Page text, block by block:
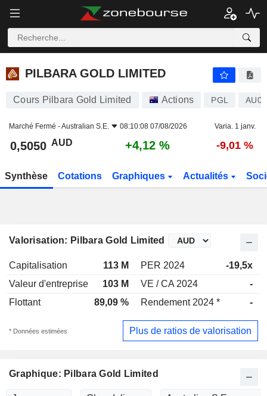
PILBARA GOLD LIMITED
PILBARA GOLD LIMITED
Cours Pilbara Gold Limited Actions PGL
Marché Fermé -Australian S.E. 08:10:08 07/08/2026 Varia. 1 janv.
0,5050 AUD +4,12 % -9,01 %
Synthèse Cotations Graphiques Actualités
Valorisation: Pilbara Gold Limited
Capitalisation 113 M PER 2024 -19,5x
Valeur d'entreprise
103 M VE / CA 2024 -
Flottant
89,09 % Rendement 2024 * -
* Données estimées Plus de ratios de valorisation
Graphique: Pilbara Gold Limited